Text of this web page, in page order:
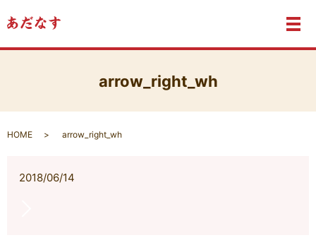
メ
arrow_right_wh
HOME arrow_right_wh
2018/06/14